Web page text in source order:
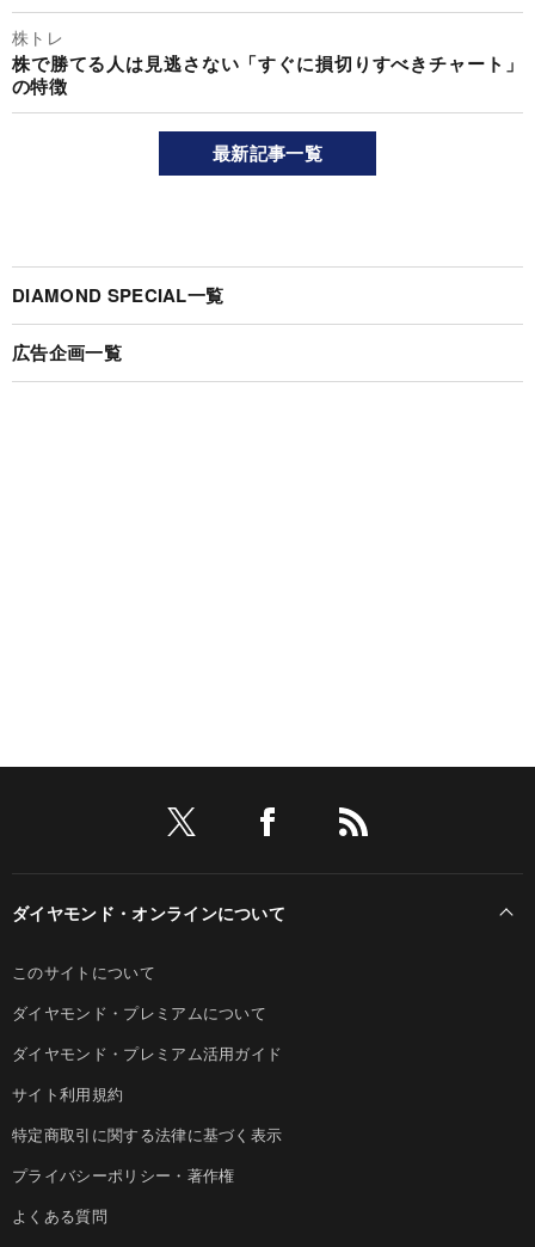
株トレ
株で勝てる人は見逃さない「すぐに損切りすべきチャート」
の特徴
最新記事一覧
DIAMOND SPECIAL一覧
広告企画一覧
ダイヤモンド・オンラインについて
このサイトについて
ダイヤモンド・プレミアムについて
ダイヤモンド・プレミアム活用ガイド
サイト利用規約
特定商取引に関する法律に基づく表示
プライバシーポリシー・著作権
よくある質問